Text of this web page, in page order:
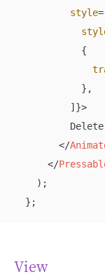
style=
            {
            },
          ]}>
          Delete
</
</
    );
  };
View